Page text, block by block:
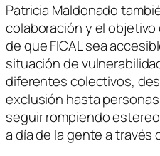
Patricia Maldonado
colaboración y el objetivo
de que FICAL sea
situación de
diferentes colectivos,
exclusión hasta personas
seguir rompiendo
a día de la gente a través